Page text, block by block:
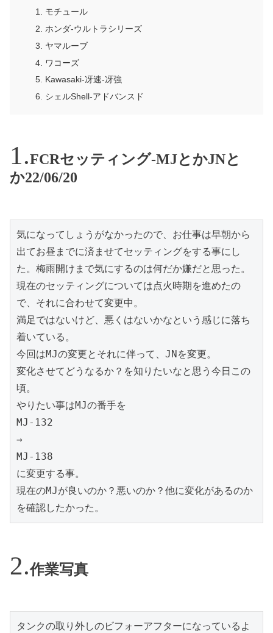
モチュール
ホンダ-ウルトラシリーズ
ヤマルーブ
ワコーズ
Kawasaki-冴速-冴強
シェルShell-アドバンスド
FCRセッティング-MJとかJNと
か22/06/20
気になってしょうがなかったので、お仕事は早朝から
出てお昼までに済ませてセッティングをする事にし
た。梅雨開けまで気にするのは何だか嫌だと思った。
現在のセッティングについては点火時期を進めたの
で、それに合わせて変更中。
満足ではないけど、悪くはないかなという感じに落ち
着いている。
今回はMJの変更とそれに伴って、JNを変更。
変化させてどうなるか？を知りたいなと思う今日この
頃。
やりたい事はMJの番手を
MJ-132
→
MJ-138
に変更する事。
現在のMJが良いのか？悪いのか？他に変化があるのか
を確認したかった。
作業写真
タンクの取り外しのビフォーアフターになっているよ